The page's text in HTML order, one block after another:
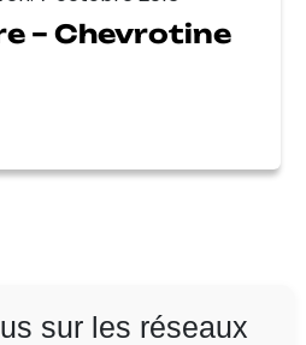
– Chevrotine
sur les réseaux